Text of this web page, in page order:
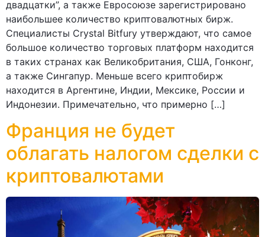
двадцатки”, а также Евросоюзе зарегистрировано
наибольшее количество криптовалютных бирж.
Специалисты Crystal Bitfury утверждают, что самое
большое количество торговых платформ находится
в таких странах как Великобритания, США, Гонконг,
а также Сингапур. Меньше всего криптобирж
находится в Аргентине, Индии, Мексике, России и
Индонезии. Примечательно, что примерно […]
Франция не будет
облагать налогом сделки с
криптовалютами